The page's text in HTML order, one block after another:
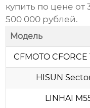
купить по цене от
500 000 рублей.
Модель
CFMOTO
HISUN
LINHAI